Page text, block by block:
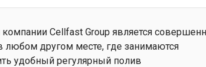
Cellfast Group является
другом месте, где занимаются
удобный регулярный полив